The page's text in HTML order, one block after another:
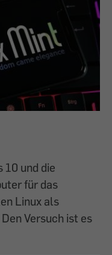
10 und die
für das
Linux als
Versuch ist es